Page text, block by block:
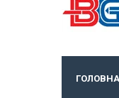
ГОЛОВНА